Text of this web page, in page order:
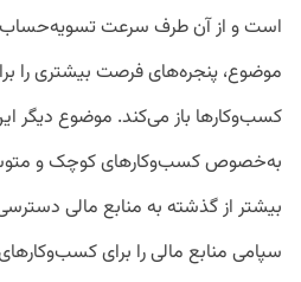
است و از آن طرف سرعت
موضوع، پنجره‌‌‌های فرصت بیشتری را
کسب‌و‌کارها باز می‌کند. موضوع دیگر
به‌خصوص کسب‌وکارهای کوچک و متوسط،
بیشتر از گذشته به منابع مالی
سپامی منابع مالی را برای